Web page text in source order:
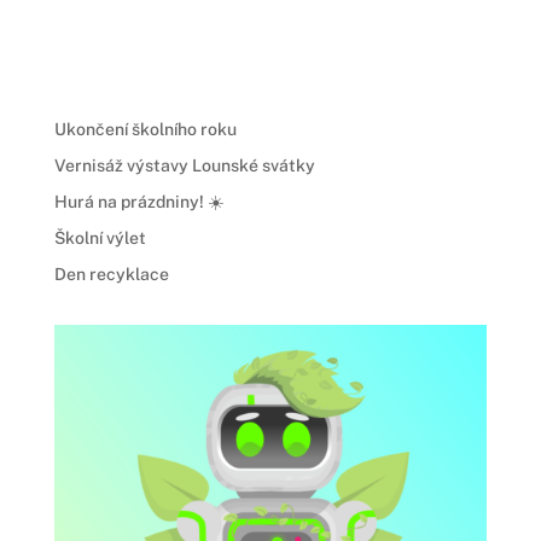
Ukončení školního roku
Vernisáž výstavy Lounské svátky
Hurá na prázdniny! ☀️
Školní výlet
Den recyklace